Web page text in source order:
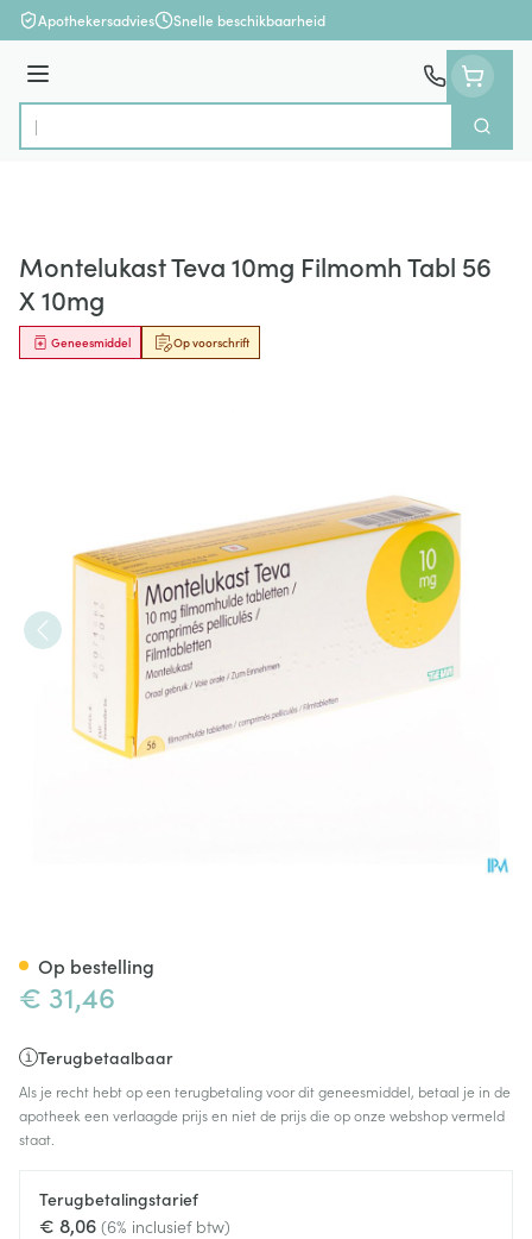
Ga naar de inhoud
Apothekersadvies Snelle beschikbaarheid
Menu
Product, merk, categorie...
Zoek
Montelukast Teva 10mg Filmomh Tabl 56
X 10mg
Op voorschrift
Geneesmiddel
€ 31,46
Terugbetaalbaar
Als je recht hebt op een terugbetaling voor dit geneesmiddel, betaal je in de
apotheek een verlaagde prijs en niet de prijs die op onze webshop vermeld
staat.
Terugbetalingstarief
€ 8,06 (6% inclusief btw)
Op bestelling